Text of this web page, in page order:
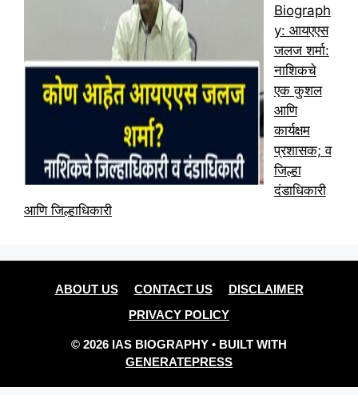
Biograph
y: आयएएस
जलज शर्मा:
नाशिकचे
एक कुशल
आणि
कार्यक्षम
प्रशासक; व
जिल्हा
दंडाधिकारी
आणि जिल्हाधिकारी
ABOUT US CONTACT US
DISCLAIMER
PRIVACY POLICY
© 2026 IAS BIOGRAPHY • BUILT WITH
GENERATEPRESS